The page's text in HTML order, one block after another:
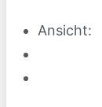
Ansicht: